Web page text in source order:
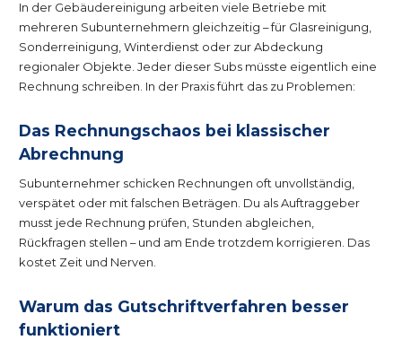
In der Gebäudereinigung arbeiten viele Betriebe mit
mehreren Subunternehmern gleichzeitig – für Glasreinigung,
Sonderreinigung, Winterdienst oder zur Abdeckung
regionaler Objekte. Jeder dieser Subs müsste eigentlich eine
Rechnung schreiben. In der Praxis führt das zu Problemen:
Das Rechnungschaos bei klassischer
Abrechnung
Subunternehmer schicken Rechnungen oft unvollständig,
verspätet oder mit falschen Beträgen. Du als Auftraggeber
musst jede Rechnung prüfen, Stunden abgleichen,
Rückfragen stellen – und am Ende trotzdem korrigieren. Das
kostet Zeit und Nerven.
Warum das Gutschriftverfahren besser
funktioniert